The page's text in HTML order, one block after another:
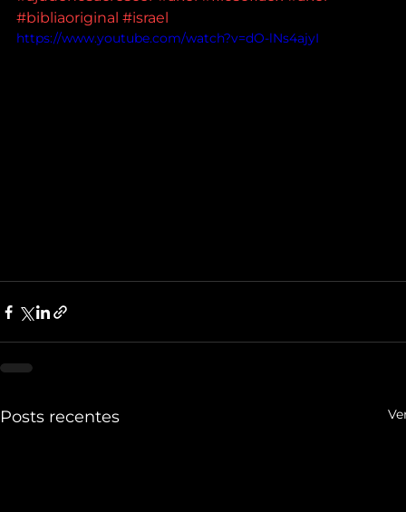
#bibliaoriginal #israel
https://www.youtube.com/watch?v=dO-lNs4ajyI
Posts recentes